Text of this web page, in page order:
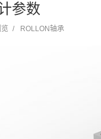
参数
/ ROLLON轴承